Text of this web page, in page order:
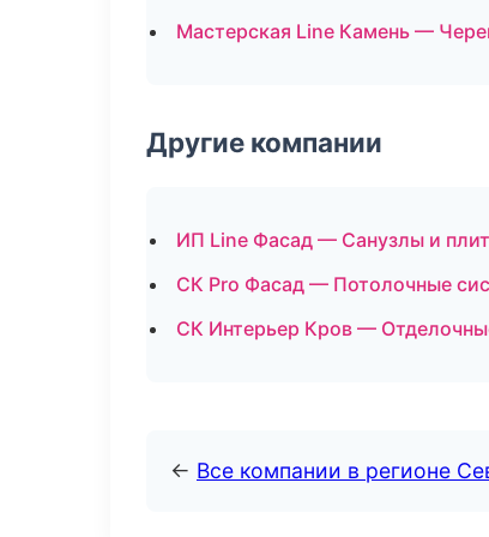
Мастерская Line Камень —
Другие компании
ИП Line Фасад — Санузлы и
СК Pro Фасад — Потолочные
СК Интерьер Кров —
← Все компании в регионе